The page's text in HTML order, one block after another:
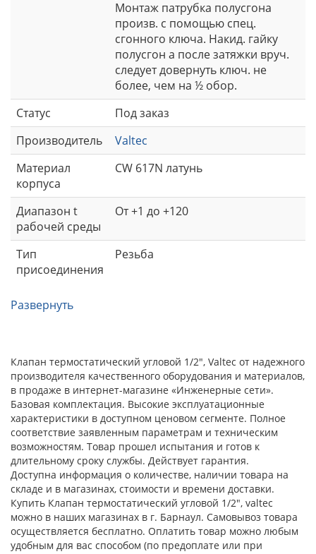
Монтаж патрубка полусгона
произв. с помощью спец.
сгонного ключа. Накид. гайку
полусгон а после затяжки вруч.
следует довернуть ключ. не
более, чем на ½ обор.
Статус
Под заказ
Производитель
Valtec
Материал
корпуса
CW 617N латунь
Диапазон t
рабочей среды
От +1 до +120
Тип
присоединения
Резьба
Развернуть
Клапан термостатический угловой 1/2", Valtec от надежного
производителя качественного оборудования и материалов,
в продаже в интернет-магазине «Инженерные сети».
Базовая комплектация. Высокие эксплуатационные
характеристики в доступном ценовом сегменте. Полное
соответствие заявленным параметрам и техническим
возможностям. Товар прошел испытания и готов к
длительному сроку службы. Действует гарантия.
Доступна информация о количестве, наличии товара на
складе и в магазинах, стоимости и времени доставки.
Купить Клапан термостатический угловой 1/2", valtec
можно в наших магазинах в г. Барнаул. Самовывоз товара
осуществляется бесплатно. Оплатить товар можно любым
удобным для вас способом (по предоплате или при